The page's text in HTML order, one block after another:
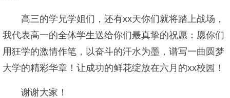
高三的学兄学姐们，还有xx天你们就将踏上战场，
我代表高一的全体学生送给你们最真挚的祝愿：愿你们
用狂学的激情作笔，以奋斗的汗水为墨，谱写一曲圆梦
大学的精彩华章！让成功的鲜花绽放在六月的xx校园！
谢谢大家！